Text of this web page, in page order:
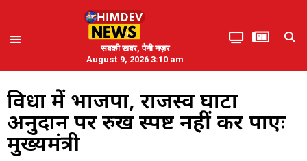
सबकी खबर, पैनी नज़र
August 9, 2026 3:10 am
दुविधा में भाजपा, राजस्व घाटा
अनुदान पर रुख स्पष्ट नहीं कर पाएः
मुख्यमंत्री